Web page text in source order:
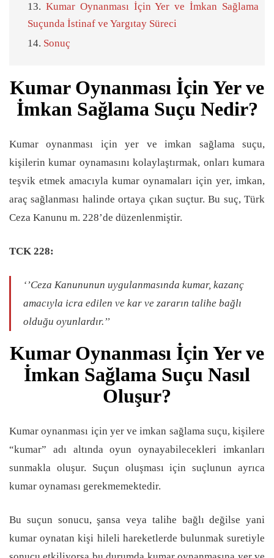
Kumar Oynanması İçin Yer ve İmkan Sağlama
Suçunda İstinaf ve Yargıtay Süreci
Sonuç
Kumar Oynanması İçin Yer ve
İmkan Sağlama Suçu Nedir?
Kumar oynanması için yer ve imkan sağlama suçu,
kişilerin kumar oynamasını kolaylaştırmak, onları kumara
teşvik etmek amacıyla kumar oynamaları için yer, imkan,
araç sağlanması halinde ortaya çıkan suçtur. Bu suç, Türk
Ceza Kanunu m. 228’de düzenlenmiştir.
TCK 228:
‘’Ceza Kanununun uygulanmasında kumar, kazanç
amacıyla icra edilen ve kar ve zararın talihe bağlı
olduğu oyunlardır.’’
Kumar Oynanması İçin Yer ve
İmkan Sağlama Suçu Nasıl
Oluşur?
Kumar oynanması için yer ve imkan sağlama suçu, kişilere
“kumar” adı altında oyun oynayabilecekleri imkanları
sunmakla oluşur. Suçun oluşması için suçlunun ayrıca
kumar oynaması gerekmemektedir.
Bu suçun sonucu, şansa veya talihe bağlı değilse yani
kumar oynatan kişi hileli hareketlerde bulunmak suretiyle